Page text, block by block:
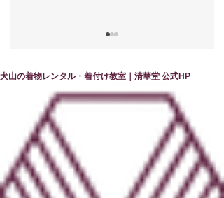
他装コースで学ぶ 誰
かの笑顔を創造する仕
事の魅力
の
犬山の着物レンタル・着付け教室｜清華堂 公式HP